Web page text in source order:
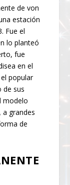
de von
estación
Fue el
lo planteó
fue
en el
popular
de sus
modelo
grandes
de